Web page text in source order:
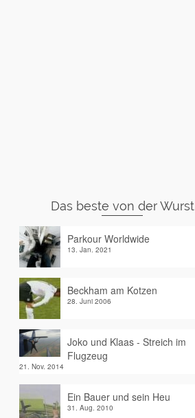
Das beste von der Wurst
Parkour Worldwide
13. Jan. 2021
Beckham am Kotzen
28. Juni 2006
Joko und Klaas - Streich im
Flugzeug
21. Nov. 2014
Ein Bauer und sein Heu
31. Aug. 2010